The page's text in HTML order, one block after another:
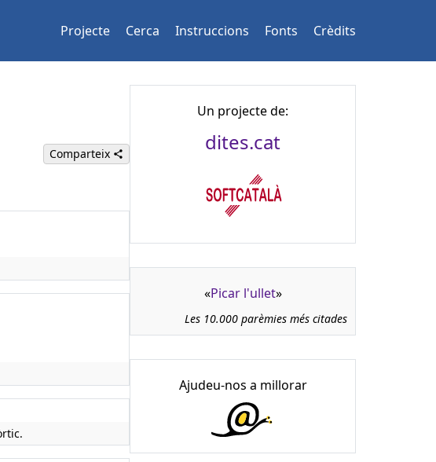
Projecte Cerca Instruccions Fonts Crèdits
Comparteix
Un projecte de:
dites.cat
«Picar l'ullet»
Les 10.000 parèmies més citades
Ajudeu-nos a millorar